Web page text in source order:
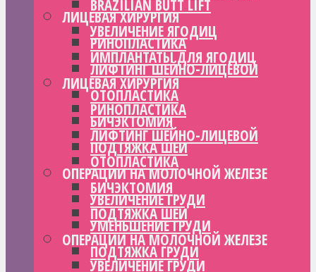
ЛИЦЕВАЯ ХИРУРГИЯ
РИНОПЛАСТИКА
ЛИФТИНГ ШЕЙНО-ЛИЦЕВОЙ
ОТОПЛАСТИКА
БИЧЭКТОМИЯ
ПОДТЯЖКА ШЕИ
ОПЕРАЦИИ НА МОЛОЧНОЙ ЖЕЛЕЗЕ
УВЕЛИЧЕНИЕ ГРУДИ
УМЕНЬШЕНИЕ ГРУДИ
ПОДТЯЖКА ГРУДИ
BRAZILIAN BUTT LIFT
УВЕЛИЧЕНИЕ ЯГОДИЦ
ИМПЛАНТАТЫ ДЛЯ ЯГОДИЦ
ЛИЦЕВАЯ ХИРУРГИЯ
РИНОПЛАСТИКА
ЛИФТИНГ ШЕЙНО-ЛИЦЕВОЙ
ОТОПЛАСТИКА
БИЧЭКТОМИЯ
ПОДТЯЖКА ШЕИ
ОПЕРАЦИИ НА МОЛОЧНОЙ ЖЕЛЕЗЕ
УВЕЛИЧЕНИЕ ГРУДИ